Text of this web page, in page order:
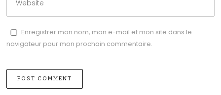
Enregistrer mon nom, mon e-mail et mon site dans le
navigateur pour mon prochain commentaire.